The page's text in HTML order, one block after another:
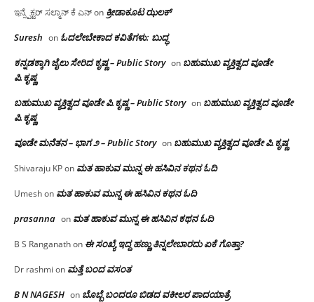
ಇನ್ಸ್ಪೆಕ್ಟರ್ ಸಲ್ಮಾನ್ ಕೆ ಎನ್on ಕ್ರೀಡಾಕೂಟ ಝಲಕ್
Suresh on ಓದಲೇಬೇಕಾದ‌ ಕವಿತೆಗಳು: ಬುದ್ಧ
ಕನ್ನಡಕ್ಕಾಗಿ ಜೈಲು ಸೇರಿದ ಕೃಷ್ಣ – Public Story on ಬಹುಮುಖ ವ್ಯಕ್ತಿತ್ವದ ವೂಡೇ
ಪಿ.ಕೃಷ್ಣ
ಬಹುಮುಖ ವ್ಯಕ್ತಿತ್ವದ ವೂಡೇ ಪಿ.ಕೃಷ್ಣ – Public Story on ಬಹುಮುಖ ವ್ಯಕ್ತಿತ್ವದ ವೂಡೇ
ಪಿ.ಕೃಷ್ಣ
ವೂಡೇ ಮನೆತನ – ಭಾಗ ೨ – Public Story on ಬಹುಮುಖ ವ್ಯಕ್ತಿತ್ವದ ವೂಡೇ ಪಿ.ಕೃಷ್ಣ
Shivaraju KPon ಮತ ಹಾಕುವ ಮುನ್ನ ಈ ಹಸಿವಿನ ಕಥನ ಓದಿ
Umeshon ಮತ ಹಾಕುವ ಮುನ್ನ ಈ ಹಸಿವಿನ ಕಥನ ಓದಿ
prasanna on ಮತ ಹಾಕುವ ಮುನ್ನ ಈ ಹಸಿವಿನ ಕಥನ ಓದಿ
B S Ranganathon ಈ ಸಂಖ್ಯೆ ಇದ್ದ ಹಣ್ಣು ತಿನ್ನಲೇಬಾರದು ಏಕೆ ಗೊತ್ತಾ?
Dr rashmi on ಮತ್ತೆ ಬಂದ ವಸಂತ
B N NAGESH on ಬೊಬ್ಬೆ ಬಂದರೂ ಬಿಡದ ವಕೀಲರ ಪಾದಯಾತ್ರೆ